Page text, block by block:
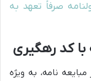
صرفاً تعهد به
با کد رهگیری
نامه، به ویژه